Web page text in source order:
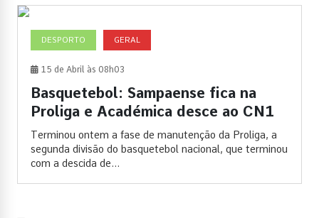
DESPORTO GERAL
15 de Abril às 08h03
Basquetebol: Sampaense fica na
Proliga e Académica desce ao CN1
Terminou ontem a fase de manutenção da Proliga, a
segunda divisão do basquetebol nacional, que terminou
com a descida de...